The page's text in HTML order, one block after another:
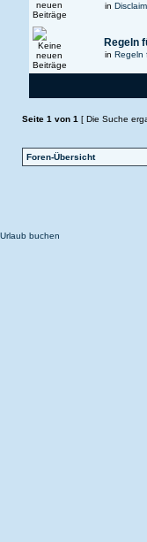
in
Regeln
in Regeln
Seite 1 von 1 [ Die Suche
Foren-Übersicht
Urlaub buchen